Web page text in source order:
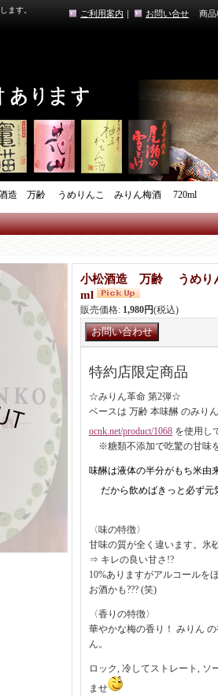
ます。 ご利用案内 ｜ お問い合せ 商品
造 万齢 うめりんこ みりん梅酒 720ml
小松酒造 万齢 うめり
ml
販売価格: 1,980円(税込)
特約店限定商品
☆みりん革命 第2弾☆
ベースは 万齢 本味醂 のみり
ocnk.net/product/1068 を使用し
※糖類不添加で吃驚の甘味
味醂は液体の半分がもち米由
だから飲めばきっと必ず元
〈味の特徴〉
甘味の質が全く違います。氷
⇒ キレの良い甘さ!?
10%ありますがアルコールを
お酒かも??? (笑)
〈香りの特徴〉
華やかな梅の香り！ みりん
ん。
ロック, 冷してストレート, ソ
ませ